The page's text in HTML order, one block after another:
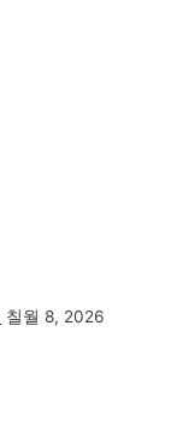
칠월 8, 2026